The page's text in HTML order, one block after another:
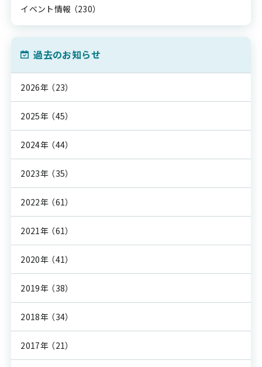
イベント情報 （230）
過去のお知らせ
2026年 （23）
2025年 （45）
2024年 （44）
2023年 （35）
2022年 （61）
2021年 （61）
2020年 （41）
2019年 （38）
2018年 （34）
2017年 （21）